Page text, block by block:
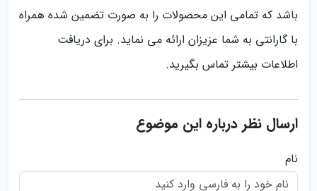
باشد که تمامی این محصولات را به صورت تضمین شده همراه
با گارانتی به شما عزیزان ارائه می نماید. برای دریافت
اطلاعات بیشتر تماس بگیرید.
ارسال نظر درباره این موضوع
نام